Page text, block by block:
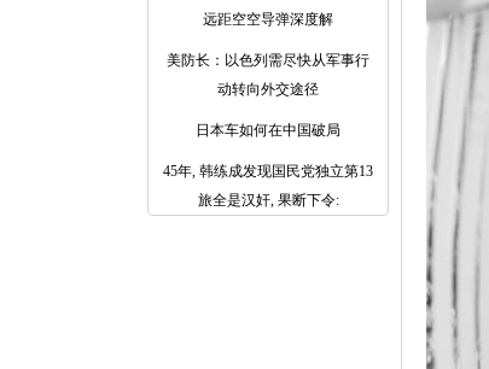
远距空空导弹深度解
美防长：以色列需尽快从军事行
动转向外交途径
日本车如何在中国破局
45年, 韩练成发现国民党独立第13
旅全是汉奸, 果断下令: